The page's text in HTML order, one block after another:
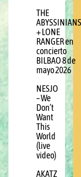
THE
ABYSSINIANS
+ LONE
RANGER en
concierto
BILBAO 8 de
mayo 2026
NESJO
– We
Don’t
Want
This
World
(live
video)
AKATZ